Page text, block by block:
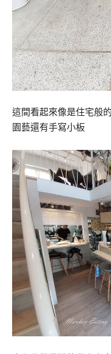
這間看起來像是住宅般
園藝還有手寫小板